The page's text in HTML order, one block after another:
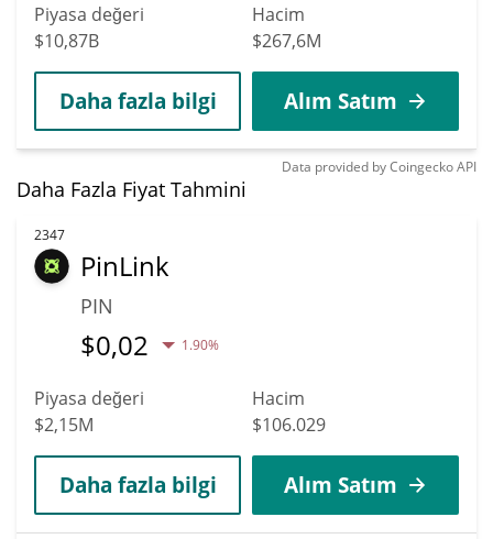
Piyasa değeri
$10,87B
Hacim
$267,6M
Daha fazla bilgi Alım Satım
Data provided byCoingeckoAPI
Daha Fazla Fiyat Tahmini
2347
PinLink
PIN
$0,02 1.90%
Piyasa değeri
$2,15M
Hacim
$106.029
Daha fazla bilgi Alım Satım